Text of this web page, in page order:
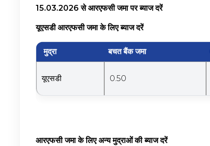
15.03.2026 से आरएफसी जमा पर ब्याज दरें
यूएसडी आरएफसी जमा के लिए ब्याज दरें
मुद्रा बचत बैंक जमा
यूएसडी 0.50
आरएफसी जमा के लिए अन्य मुद्राओं की ब्याज दरें